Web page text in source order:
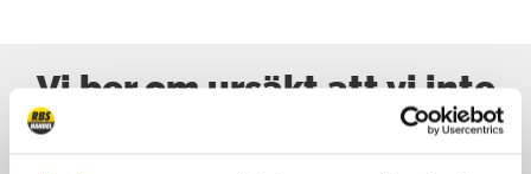
Vi ber om ursäkt att vi inte
är på nätet, men skriv till